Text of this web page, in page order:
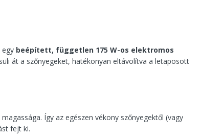
egy beépített, független 175 W-os elektromos
át a szőnyegeket, hatékonyan eltávolítva a letaposott
Így az egészen vékony szőnyegektől (vagy
fejt ki.